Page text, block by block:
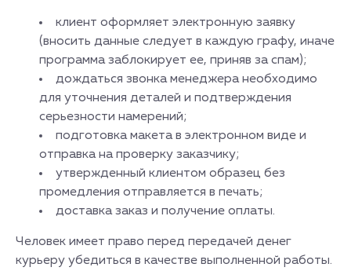
клиент оформляет электронную заявку
(вносить данные следует в каждую графу, иначе
программа заблокирует ее, приняв за спам);
дождаться звонка менеджера необходимо
для уточнения деталей и подтверждения
серьезности намерений;
подготовка макета в электронном виде и
отправка на проверку заказчику;
утвержденный клиентом образец без
промедления отправляется в печать;
доставка заказ и получение оплаты.
Человек имеет право перед передачей денег
курьеру убедиться в качестве выполненной работы.